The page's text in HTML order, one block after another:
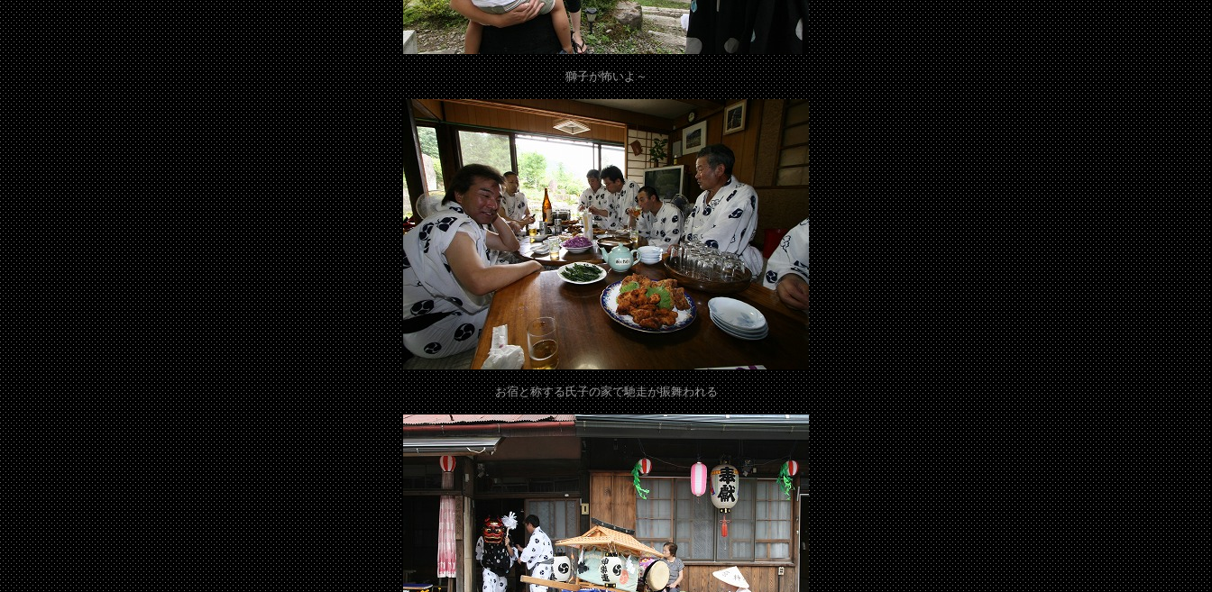
獅子が怖いよ～
お宿と称する氏子の家で馳走が振舞われる